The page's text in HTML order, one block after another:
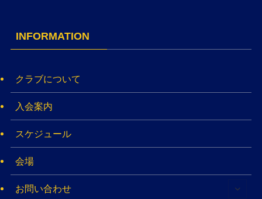
INFORMATION
クラブについて
入会案内
スケジュール
会場
お問い合わせ